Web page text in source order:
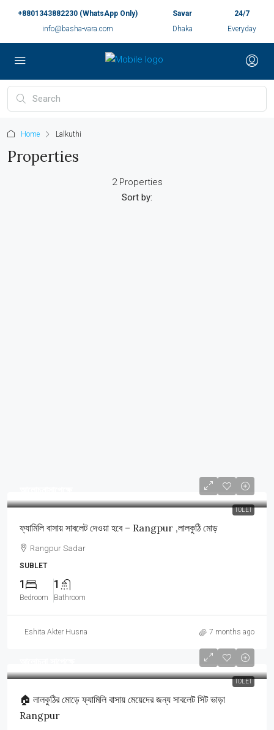
+8801343882230 (WhatsApp Only)
info@basha-vara.com
Savar
Dhaka
24/7
Everyday
Home Lalkuthi
Properties
2 Properties
Sort by:
TOLET
ফ্যামিলি বাসায় সাবলেট দেওয়া হবে – Rangpur ,লালকুঠি মোড়
Rangpur Sadar
SUBLET
1
Bedroom
1
Bathroom
Eshita Akter Husna 7 months ago
TOLET
🏠 লালকুঠির মোড়ে ফ্যামিলি বাসায় মেয়েদের জন্য সাবলেট সিট ভাড়া
Rangpur